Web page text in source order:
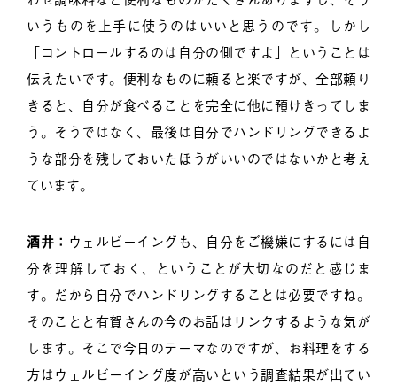
いうものを上手に使うのはいいと思うのです。しかし
「コントロールするのは自分の側ですよ」ということは
伝えたいです。便利なものに頼ると楽ですが、全部頼り
きると、自分が食べることを完全に他に預けきってしま
う。そうではなく、最後は自分でハンドリングできるよ
うな部分を残しておいたほうがいいのではないかと考え
ています。
酒井： ウェルビーイングも、自分をご機嫌にするには自
分を理解しておく、ということが大切なのだと感じま
す。だから自分でハンドリングすることは必要ですね。
そのことと有賀さんの今のお話はリンクするような気が
します。そこで今日のテーマなのですが、お料理をする
方はウェルビーイング度が高いという調査結果が出てい